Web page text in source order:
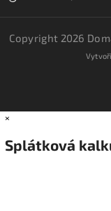
Copyright 2026
×
Splátková